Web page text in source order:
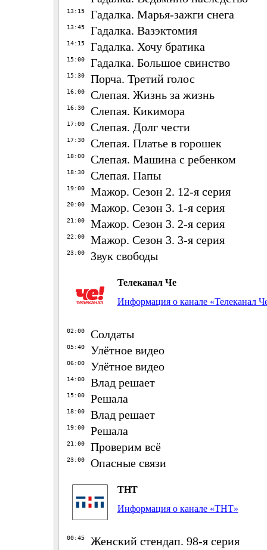
13:15 Гадалка. Марья-зажги снега
13:45 Гадалка. Вазэктомия
14:15 Гадалка. Хочу братика
15:00 Гадалка. Большое свинство
15:30 Порча. Третий голос
16:00 Слепая. Жизнь за жизнь
16:30 Слепая. Кикимора
17:00 Слепая. Долг чести
17:30 Слепая. Платье в горошек
18:00 Слепая. Машина с ребенком
18:30 Слепая. Папы
19:00 Мажор. Сезон 2. 12-я серия
20:00 Мажор. Сезон 3. 1-я серия
21:00 Мажор. Сезон 3. 2-я серия
22:00 Мажор. Сезон 3. 3-я серия
23:00 Звук свободы
Телеканал Че
Информация о канале «Телеканал
02:00 Солдаты
05:40 Улётное видео
06:00 Улётное видео
14:00 Влад решает
15:00 Решала
18:00 Влад решает
19:00 Решала
21:00 Проверим всё
23:00 Опасные связи
ТНТ
Информация о канале «ТНТ»
00:45 Женский стендап. 98-я серия